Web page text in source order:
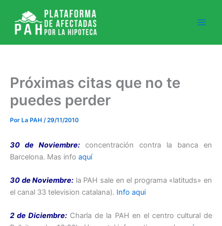
contenido
Próximas citas que no te
puedes perder
Por La PAH /29/11/2010
30 de Noviembre: concentración contra la banca en
Barcelona. Mas info aquí
30 de Noviembre: la PAH sale en el programa «latituds» en
el canal 33 television catalana). Info aqui
2 de Diciembre: Charla de la PAH en el centro cultural de